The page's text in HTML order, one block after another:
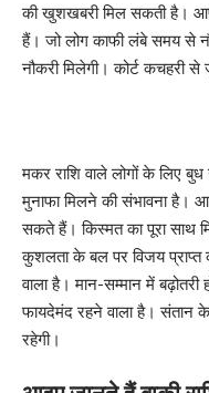
की खुशखबरी मिल सकती है। आप
हैं। जो लोग काफी लंबे समय से
नौकरी मिलेगी। कोर्ट
मकर राशि वाले लोगों के लिए बुध
मुनाफा मिलने की संभावना है।
सकते हैं। किस्मत का पूरा साथ
कुशलता के बल पर विजय प्राप्त
वाला है। मान-सम्मान में
फायदेमंद रहने वाला है। संतान के
रहेगी।